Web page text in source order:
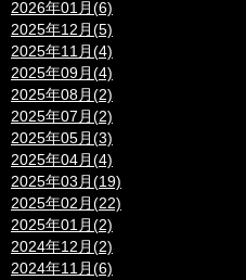
2026年01月(6)
2025年12月(5)
2025年11月(4)
2025年09月(4)
2025年08月(2)
2025年07月(2)
2025年05月(3)
2025年04月(4)
2025年03月(19)
2025年02月(22)
2025年01月(2)
2024年12月(2)
2024年11月(6)